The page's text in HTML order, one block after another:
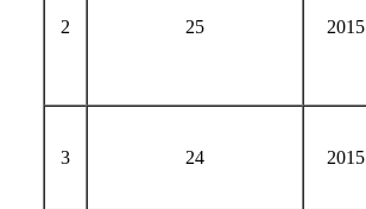
2 25 2015
3 24 2015